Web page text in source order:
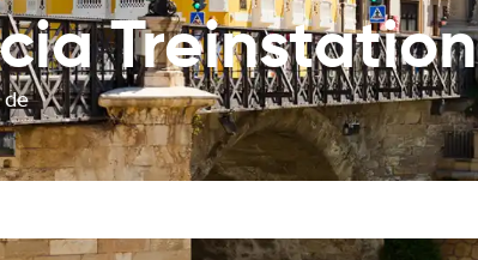
Treinstation
de